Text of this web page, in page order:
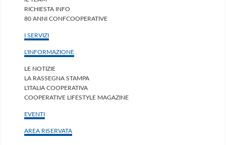
RICHIESTA INFO
80 ANNI CONFCOOPERATIVE
I SERVIZI
L'INFORMAZIONE
LE NOTIZIE
LA RASSEGNA STAMPA
L'ITALIA COOPERATIVA
COOPERATIVE LIFESTYLE MAGAZINE
EVENTI
AREA RISERVATA